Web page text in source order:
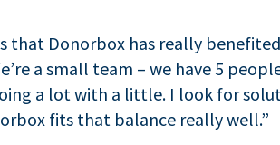
that Donorbox has really
a small team – we have 5
a lot with a little. I look for
fits that balance really well.”